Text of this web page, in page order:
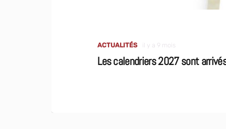
ACTUALITÉS il y a 9 mois
Les calendriers 2027 sont